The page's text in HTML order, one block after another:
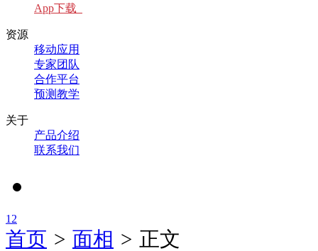
App下载
资源
移动应用
专家团队
合作平台
预测教学
关于
产品介绍
联系我们
1 2
首页 > 面相 > 正文